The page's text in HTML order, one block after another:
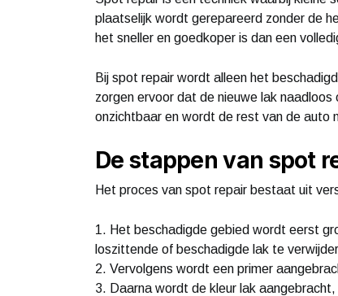
plaatselijk wordt gerepareerd zonder de
het sneller en goedkoper is dan een
Bij spot repair wordt alleen het
zorgen ervoor dat de nieuwe lak
onzichtbaar en wordt de rest van de auto
De stappen van spot
Het proces van spot repair bestaat uit
1. Het beschadigde gebied wordt eerst
loszittende of beschadigde lak te
2. Vervolgens wordt een primer
3. Daarna wordt de kleur lak